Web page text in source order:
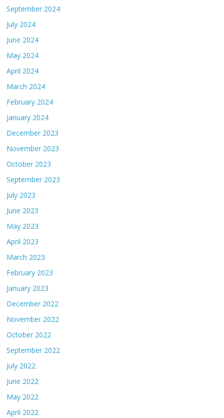
September 2024
July 2024
June 2024
May 2024
April 2024
March 2024
February 2024
January 2024
December 2023
November 2023
October 2023
September 2023
July 2023
June 2023
May 2023
April 2023
March 2023
February 2023
January 2023
December 2022
November 2022
October 2022
September 2022
July 2022
June 2022
May 2022
April 2022